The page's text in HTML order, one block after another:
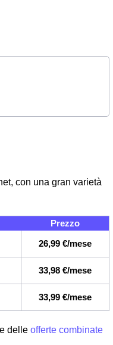
con una gran varietà
Prezzo
26,99 €/mese
33,98 €/mese
33,99 €/mese
delle offerte combinate